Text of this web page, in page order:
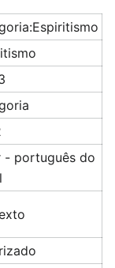
- português do